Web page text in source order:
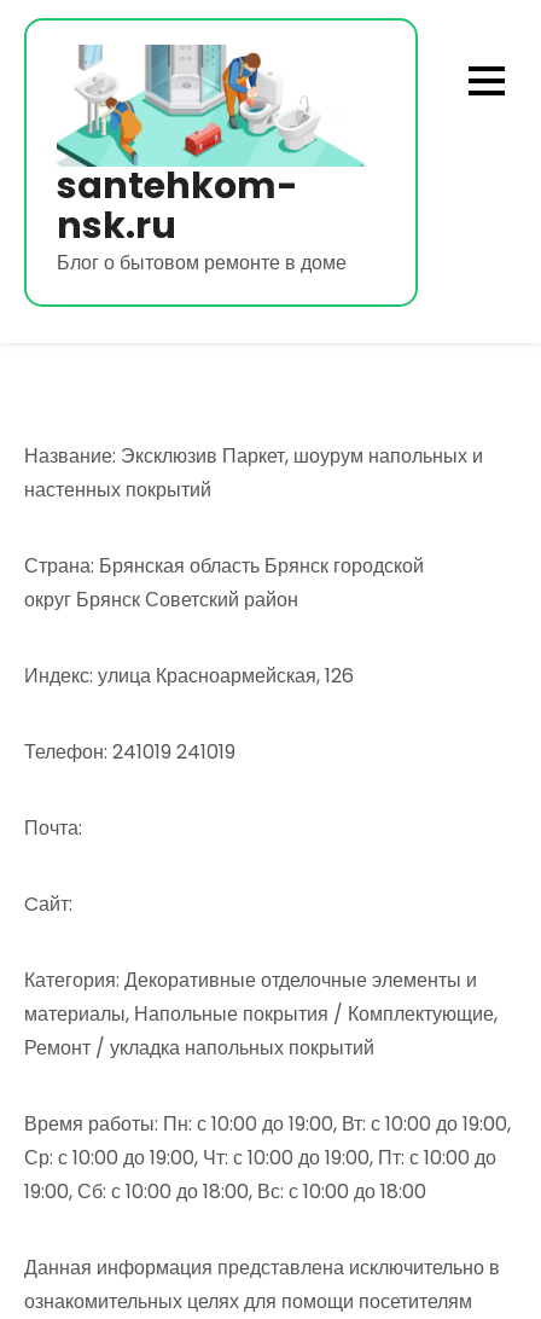
Перейти
содержимому
santehkom-
nsk.ru
Блог о бытовом ремонте в доме
Название: Эксклюзив Паркет, шоурум напольных и
настенных покрытий
Страна: Брянская область Брянск городской
округ Брянск Советский район
Индекс: улица Красноармейская, 126
Телефон: 241019 241019
Почта:
Cайт:
Категория: Декоративные отделочные элементы и
материалы, Напольные покрытия / Комплектующие,
Ремонт / укладка напольных покрытий
Время работы: Пн: с 10:00 до 19:00, Вт: с 10:00 до 19:00,
Ср: с 10:00 до 19:00, Чт: с 10:00 до 19:00, Пт: с 10:00 до
19:00, Сб: с 10:00 до 18:00, Вс: с 10:00 до 18:00
Данная информация представлена исключительно в
ознакомительных целях для помощи посетителям